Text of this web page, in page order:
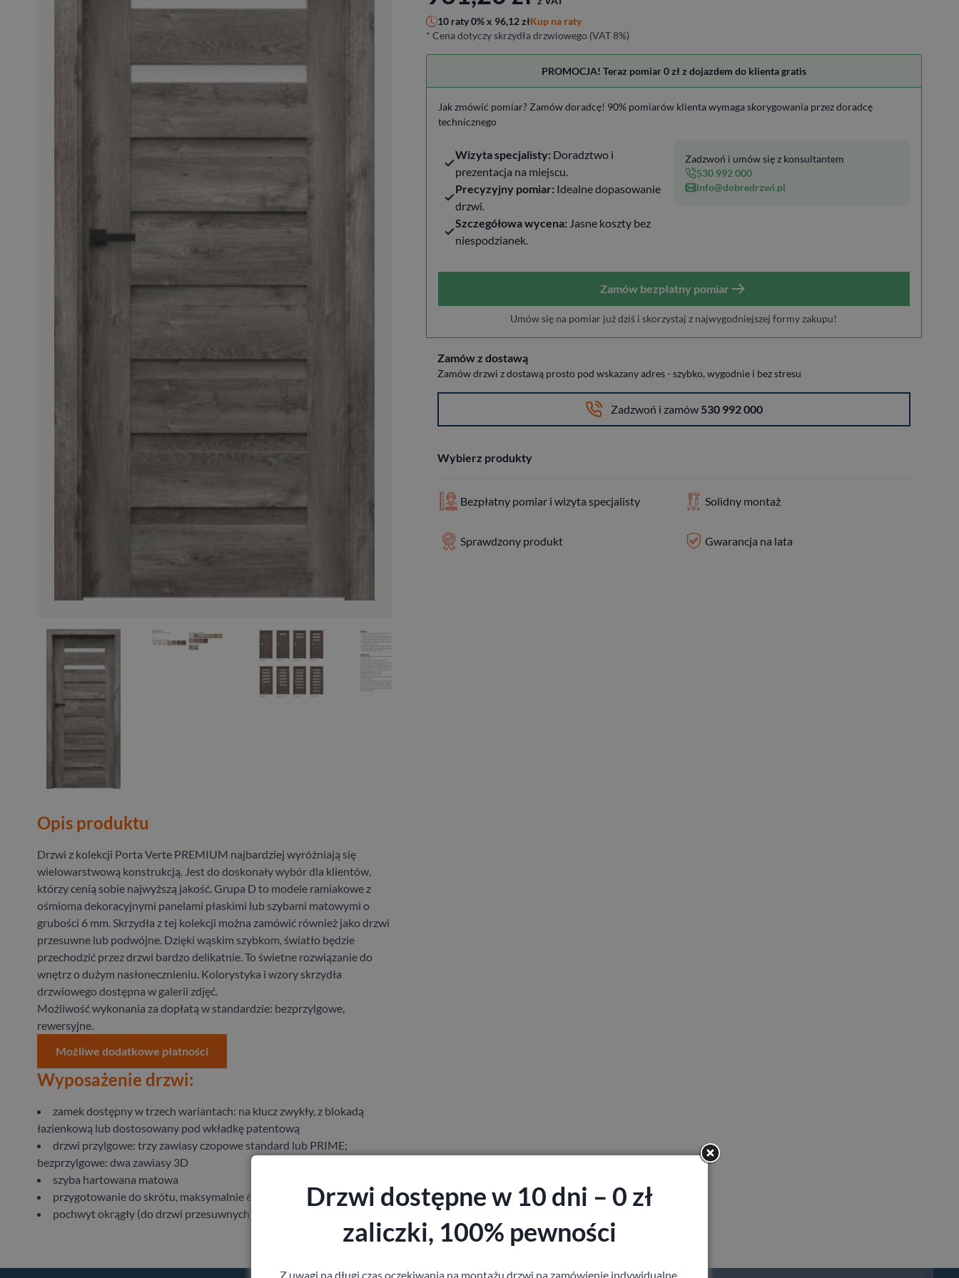
Opis produktu
Drzwi z kolekcji Porta Verte PREMIUM najbardziej wyróżniają się
wielowarstwową konstrukcją. Jest do doskonały wybór dla klientów,
którzy cenią sobie najwyższą jakość. Grupa D to modele ramiakowe z
ośmioma dekoracyjnymi panelami płaskimi lub szybami matowymi o
grubości 6 mm. Skrzydła z tej kolekcji można zamówić również jako drzwi
przesuwne lub podwójne. Dzięki wąskim szybkom, światło będzie
przechodzić przez drzwi bardzo delikatnie. To świetne rozwiązanie do
wnętrz o dużym nasłonecznieniu. Kolorystyka i wzory skrzydła
drzwiowego dostępna w galerii zdjęć.
Możliwość wykonania za dopłatą w standardzie: bezprzylgowe,
rewersyjne.
Możliwe dodatkowe płatności
Wyposażenie drzwi:
zamek dostępny w trzech wariantach: na klucz zwykły, z blokadą
łazienkową lub dostosowany pod wkładkę patentową
drzwi przylgowe: trzy zawiasy czopowe standard lub PRIME;
bezprzylgowe: dwa zawiasy 3D
szyba hartowana matowa
przygotowanie do skrótu, maksymalnie 60 mm
pochwyt okrągły (do drzwi przesuwnych)
10 raty 0% x 96,12złKup na raty
* Cena dotyczy skrzydła drzwiowego (VAT 8%)
PROMOCJA! Teraz pomiar 0 zł z dojazdem do klienta gratis
Jak zmówić pomiar? Zamów doradcę! 90% pomiarów klienta wymaga skorygowania przez doradcę
technicznego
Wizyta specjalisty: Doradztwo i
prezentacja na miejscu.
Precyzyjny pomiar: Idealne dopasowanie
drzwi.
Szczegółowa wycena: Jasne koszty bez
niespodzianek.
Zadzwoń i umów się z konsultantem
530 992 000
info@dobredrzwi.pl
Zamów bezpłatny pomiar
Umów się na pomiar już dziś i skorzystaj z najwygodniejszej formy zakupu!
Zamów z dostawą
Zamów drzwi z dostawą prosto pod wskazany adres - szybko, wygodnie i bez stresu
Zadzwoń i zamów 530 992 000
Wybierz produkty
Bezpłatny pomiar i wizyta specjalisty Solidny montaż
Sprawdzony produkt Gwarancja na lata
Drzwi dostępne w 10 dni – 0 zł
zaliczki, 100% pewności
Z uwagi na długi czas oczekiwania na montażu drzwi na zamówienie indywidualne,